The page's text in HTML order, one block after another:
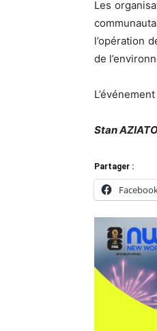
Les
l’opération
de
Stan
Partager :